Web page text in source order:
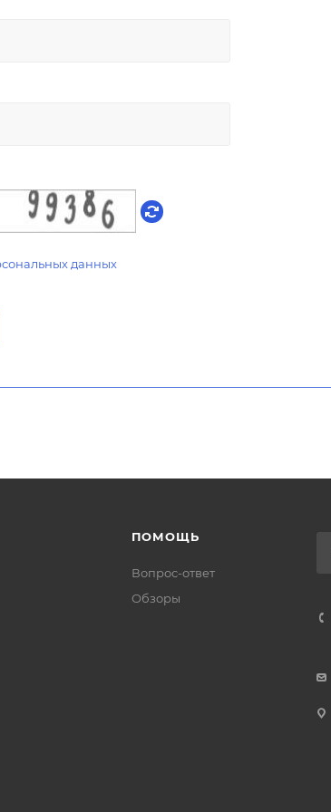
данных
ПОМОЩЬ
Вопрос-ответ
Обзоры